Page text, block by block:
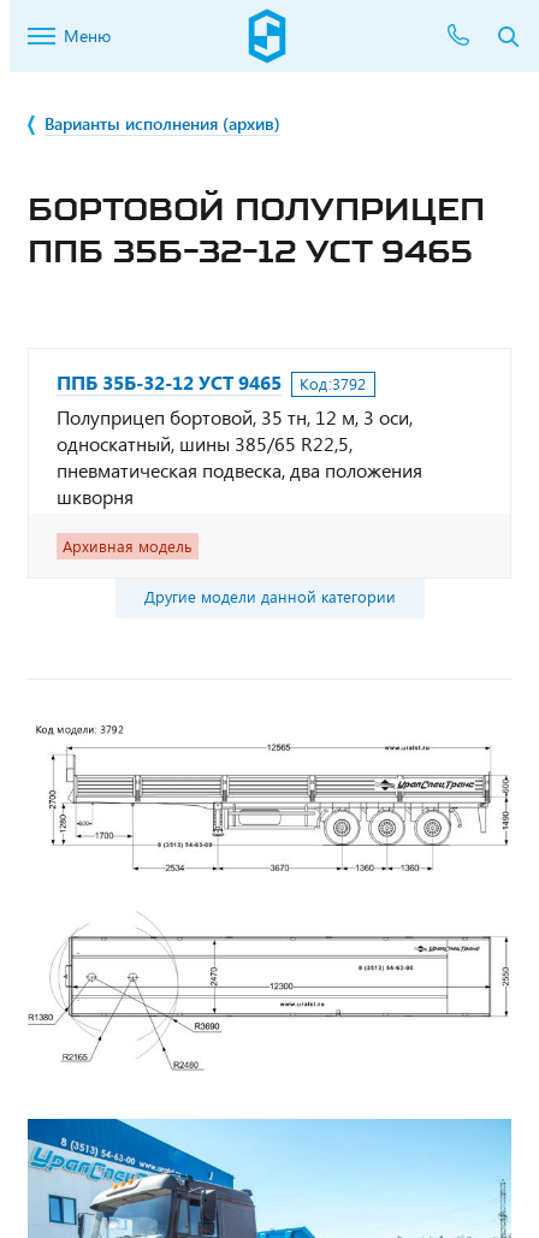
Меню
Варианты исполнения (архив)
БОРТОВОЙ ПОЛУПРИЦЕП
ППБ 35Б-32-12 УСТ 9465
ППБ 35Б-32-12 УСТ 9465 Код:3792
Полуприцеп бортовой, 35 тн, 12 м, 3 оси,
односкатный, шины 385/65 R22,5,
пневматическая подвеска, два положения
шкворня
Архивная модель
Другие модели данной категории